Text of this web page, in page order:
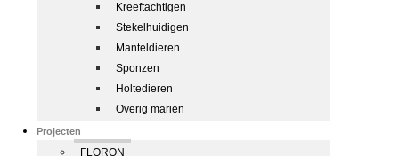
Kreeftachtigen
Stekelhuidigen
Manteldieren
Sponzen
Holtedieren
Overig marien
Projecten
FLORON